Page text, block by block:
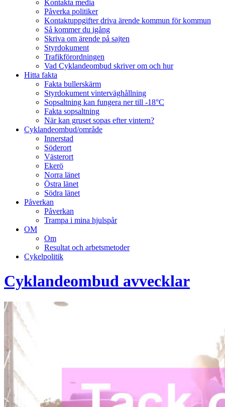
Kontakta media
Påverka politiker
Kontaktuppgifter driva ärende kommun för kommun
Så kommer du igång
Skriva om ärende på sajten
Styrdokument
Trafikförordningen
Vad Cyklandeombud skriver om och hur
Hitta fakta
Fakta bullerskärm
Styrdokument vinterväghållning
Sopsaltning kan fungera ner till -18°C
Fakta sopsaltning
När kan gruset sopas efter vintern?
Cyklandeombud/område
Innerstad
Söderort
Västerort
Ekerö
Norra länet
Östra länet
Södra länet
Påverkan
Påverkan
Trampa i mina hjulspår
OM
Om
Resultat och arbetsmetoder
Cykelpolitik
Cyklandeombud avvecklar